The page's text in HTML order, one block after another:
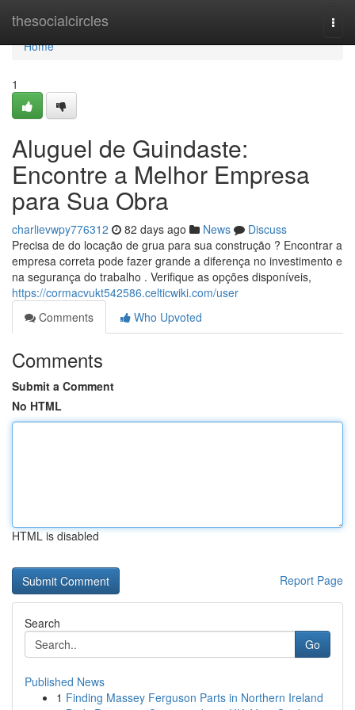
thesocialcircles
Home
Home
1
Aluguel de Guindaste:
Encontre a Melhor Empresa
para Sua Obra
charlievwpy776312 82 days ago News
Discuss
Precisa de do locação de grua para sua construção ? Encontrar a
empresa correta pode fazer grande a diferença no investimento e
na segurança do trabalho . Verifique as opções disponíveis,
https://cormacvukt542586.celticwiki.com/user
Comments
Who Upvoted
Comments
Submit a Comment
No HTML
HTML is disabled
Report Page
Search
Go
Published News
1 Finding Massey Ferguson Parts in Northern Ireland